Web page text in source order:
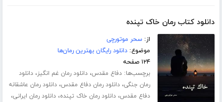
دانلود کتاب رمان خاک تپنده
از:سحر موتورچی
موضوع:دانلود رایگان بهترین رمان‌ها
۱۲۴ صفحه
برچسب‌ها:دفاع مقدس،دانلود رمان غم انگیز،دانلود
رمان جنگی،دانلود رمان دفاع مقدس،دانلود رمان عاشقانه
دفاع مقدس،دانلود رمان خاک تپنده،دانلود رمان ایرانی،